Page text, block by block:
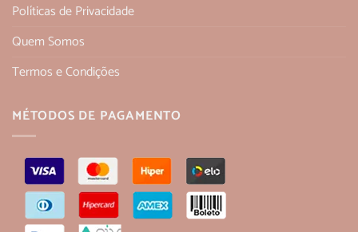
Políticas de Privacidade
Quem Somos
Termos e Condições
MÉTODOS DE PAGAMENTO